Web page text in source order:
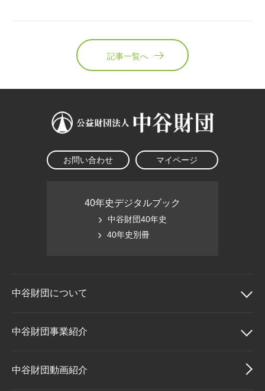
記事一覧へ
お問い合わせ マイページ
40年史デジタルブック
中谷財団40年史
40年史別冊
中谷財団について
中谷財団について
理事長挨拶
中谷財団事業紹介
中谷財団事業紹介
中谷財団動画紹介